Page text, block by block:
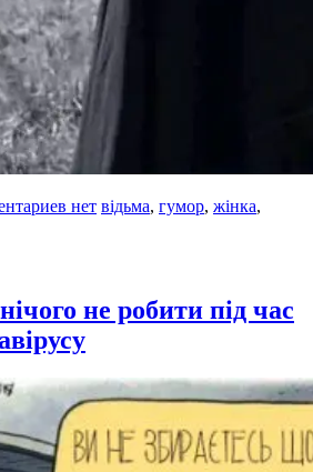
нет відьма, гумор, жінка,
не робити під час